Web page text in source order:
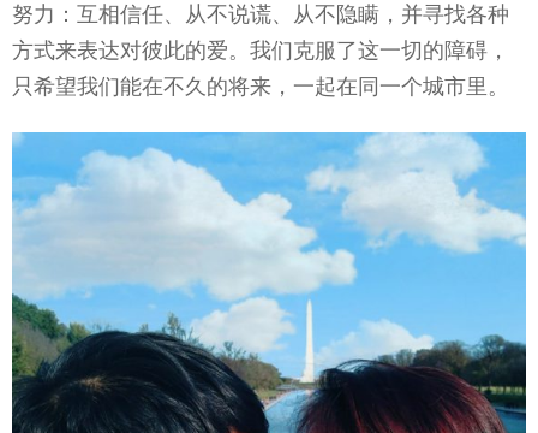
努力：互相信任、从不说谎、从不隐瞒，并寻找各种
方式来表达对彼此的爱。我们克服了这一切的障碍，
只希望我们能在不久的将来，一起在同一个城市里。